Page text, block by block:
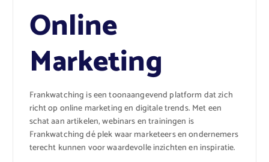
Online
Marketing
Frankwatching is een toonaangevend platform dat zich
richt op online marketing en digitale trends. Met een
schat aan artikelen, webinars en trainingen is
Frankwatching dé plek waar marketeers en ondernemers
terecht kunnen voor waardevolle inzichten en inspiratie.